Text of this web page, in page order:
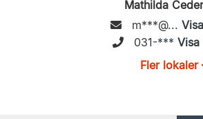
Mathilda
m***@...
031-*** Visa
Fler lokaler